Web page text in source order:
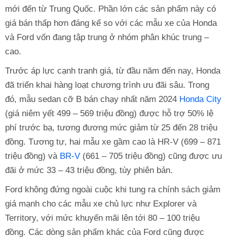
mới đến từ Trung Quốc. Phần lớn các sản phẩm này có
giá bán thấp hơn đáng kể so với các mẫu xe của Honda
và Ford vốn đang tập trung ở nhóm phân khúc trung –
cao.
Trước áp lực cạnh tranh giá, từ đầu năm đến nay, Honda
đã triển khai hàng loạt chương trình ưu đãi sâu. Trong
đó, mẫu sedan cỡ B bán chạy nhất năm 2024 Honda City
(giá niêm yết 499 – 569 triệu đồng) được hỗ trợ 50% lệ
phí trước bạ, tương đương mức giảm từ 25 đến 28 triệu
đồng. Tương tự, hai mẫu xe gầm cao là HR-V (699 – 871
triệu đồng) và BR-V (661 – 705 triệu đồng) cũng được ưu
đãi ở mức 33 – 43 triệu đồng, tùy phiên bản.
Ford không đứng ngoài cuộc khi tung ra chính sách giảm
giá mạnh cho các mẫu xe chủ lực như Explorer và
Territory, với mức khuyến mãi lên tới 80 – 100 triệu
đồng. Các dòng sản phẩm khác của Ford cũng được